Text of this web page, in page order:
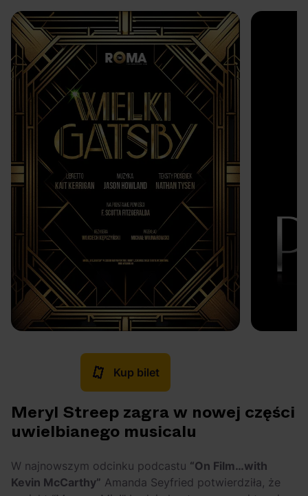
Kup bilet
Meryl Streep zagra w nowej części
uwielbianego musicalu
W najnowszym odcinku podcastu “On Film…with
Kevin McCarthy” Amanda Seyfried potwierdziła, że